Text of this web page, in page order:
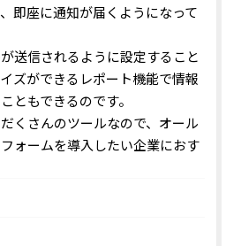
即座に通知が届くようになって
送信されるように設定すること
ズができるレポート機能で情報
ともできるのです。
くさんのツールなので、オール
ォームを導入したい企業におす